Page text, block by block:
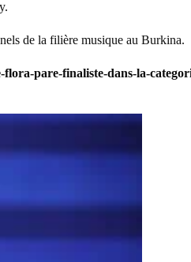
de la filière musique au Burkina.
pare-finaliste-dans-la-